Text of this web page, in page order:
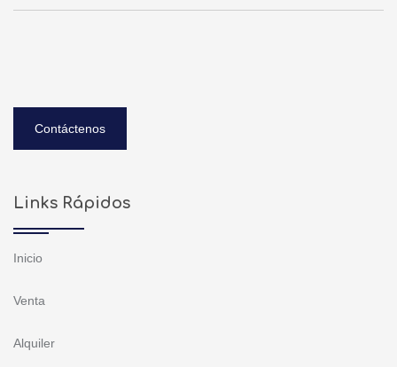
Contáctenos
Links Rápidos
Inicio
Venta
Alquiler